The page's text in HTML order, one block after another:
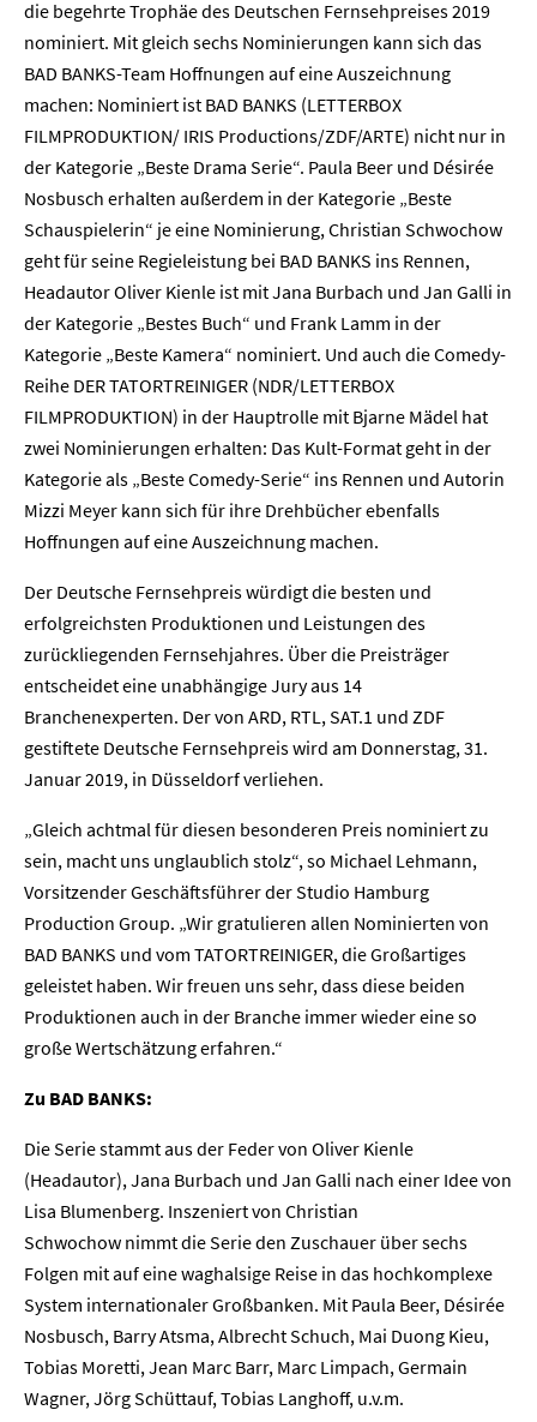
die begehrte Trophäe des Deutschen Fernsehpreises 2019
nominiert. Mit gleich sechs Nominierungen kann sich das
BAD BANKS-Team Hoffnungen auf eine Auszeichnung
machen: Nominiert ist BAD BANKS (LETTERBOX
FILMPRODUKTION/ IRIS Productions/ZDF/ARTE) nicht nur in
der Kategorie „Beste Drama Serie“. Paula Beer und Désirée
Nosbusch erhalten außerdem in der Kategorie „Beste
Schauspielerin“ je eine Nominierung, Christian Schwochow
geht für seine Regieleistung bei BAD BANKS ins Rennen,
Headautor Oliver Kienle ist mit Jana Burbach und Jan Galli in
der Kategorie „Bestes Buch“ und Frank Lamm in der
Kategorie „Beste Kamera“ nominiert. Und auch die Comedy-
Reihe DER TATORTREINIGER (NDR/LETTERBOX
FILMPRODUKTION) in der Hauptrolle mit Bjarne Mädel hat
zwei Nominierungen erhalten: Das Kult-Format geht in der
Kategorie als „Beste Comedy-Serie“ ins Rennen und Autorin
Mizzi Meyer kann sich für ihre Drehbücher ebenfalls
Hoffnungen auf eine Auszeichnung machen.
Der Deutsche Fernsehpreis würdigt die besten und
erfolgreichsten Produktionen und Leistungen des
zurückliegenden Fernsehjahres. Über die Preisträger
entscheidet eine unabhängige Jury aus 14
Branchenexperten. Der von ARD, RTL, SAT.1 und ZDF
gestiftete Deutsche Fernsehpreis wird am Donnerstag, 31.
Januar 2019, in Düsseldorf verliehen.
„Gleich achtmal für diesen besonderen Preis nominiert zu
sein, macht uns unglaublich stolz“, so Michael Lehmann,
Vorsitzender Geschäftsführer der Studio Hamburg
Production Group. „Wir gratulieren allen Nominierten von
BAD BANKS und vom TATORTREINIGER, die Großartiges
geleistet haben. Wir freuen uns sehr, dass diese beiden
Produktionen auch in der Branche immer wieder eine so
große Wertschätzung erfahren.“
Zu BAD BANKS:
Die Serie stammt aus der Feder von Oliver Kienle
(Headautor), Jana Burbach und Jan Galli nach einer Idee von
Lisa Blumenberg. Inszeniert von Christian
Schwochow nimmt die Serie den Zuschauer über sechs
Folgen mit auf eine waghalsige Reise in das hochkomplexe
System internationaler Großbanken. Mit Paula Beer, Désirée
Nosbusch, Barry Atsma, Albrecht Schuch, Mai Duong Kieu,
Tobias Moretti, Jean Marc Barr, Marc Limpach, Germain
Wagner, Jörg Schüttauf, Tobias Langhoff, u.v.m.